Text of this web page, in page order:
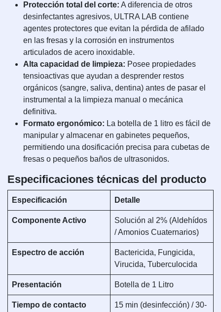
Protección total del corte: A diferencia de otros
desinfectantes agresivos, ULTRA LAB contiene
agentes protectores que evitan la pérdida de afilado
en las fresas y la corrosión en instrumentos
articulados de acero inoxidable.
Alta capacidad de limpieza: Posee propiedades
tensioactivas que ayudan a desprender restos
orgánicos (sangre, saliva, dentina) antes de pasar el
instrumental a la limpieza manual o mecánica
definitiva.
Formato ergonómico: La botella de 1 litro es fácil de
manipular y almacenar en gabinetes pequeños,
permitiendo una dosificación precisa para cubetas de
fresas o pequeños baños de ultrasonidos.
Especificaciones técnicas del producto
Especificación Detalle
Componente Activo
Solución al 2% (Aldehídos
/ Amonios Cuaternarios)
Espectro de acción
Bactericida, Fungicida,
Virucida, Tuberculocida
Presentación Botella de 1 Litro
Tiempo de contacto 15 min (desinfección) / 30-